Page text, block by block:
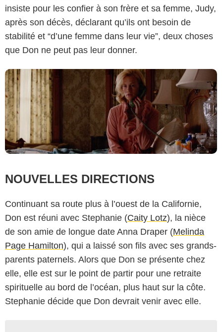
insiste pour les confier à son frère et sa femme, Judy,
après son décès, déclarant qu’ils ont besoin de
stabilité et “d’une femme dans leur vie”, deux choses
que Don ne peut pas leur donner.
NOUVELLES DIRECTIONS
Continuant sa route plus à l’ouest de la Californie,
Don est réuni avec Stephanie (Caity Lotz), la nièce
de son amie de longue date Anna Draper (Melinda
Page Hamilton), qui a laissé son fils avec ses grands-
parents paternels. Alors que Don se présente chez
elle, elle est sur le point de partir pour une retraite
spirituelle au bord de l’océan, plus haut sur la côte.
Stephanie décide que Don devrait venir avec elle.